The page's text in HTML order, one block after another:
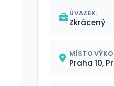
ÚVAZEK:
Zkrácený
MÍSTO
Praha 10,